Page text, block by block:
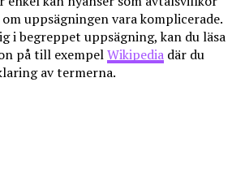
uppsägningen vara komplicerade.
i begreppet uppsägning, kan du läsa
på till exempelWikipedia där du
av termerna.